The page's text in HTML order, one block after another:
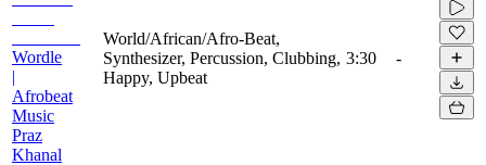
Wordle
|
Afrobeat
Music
Praz
Khanal
World/African/Afro-Beat,
Synthesizer, Percussion, Clubbing,
Happy, Upbeat
3:30 -